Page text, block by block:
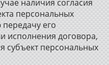
наличия согласия
персональных
его
исполнения договора,
субъект персональных